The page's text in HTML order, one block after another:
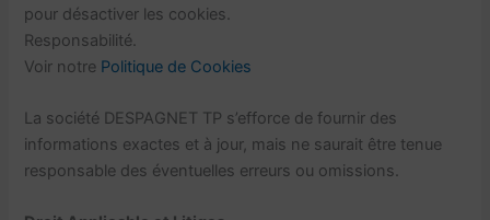
pour désactiver les cookies.
Responsabilité.
Voir notre Politique de Cookies
La société DESPAGNET TP s’efforce de fournir des
informations exactes et à jour, mais ne saurait être tenue
responsable des éventuelles erreurs ou omissions.